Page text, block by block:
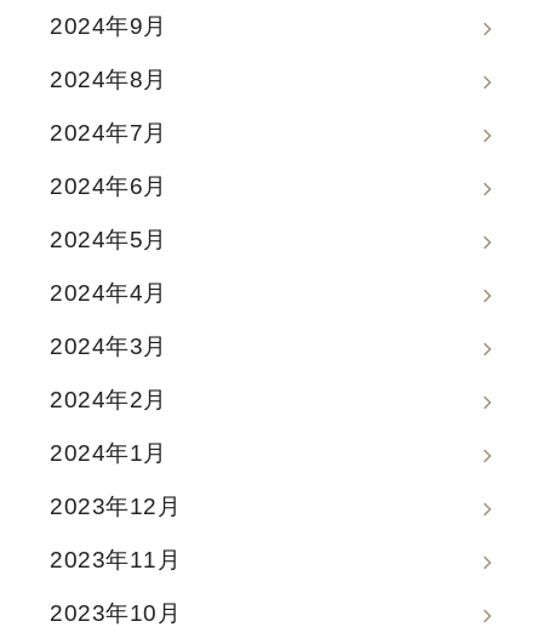
2024年9月
2024年8月
2024年7月
2024年6月
2024年5月
2024年4月
2024年3月
2024年2月
2024年1月
2023年12月
2023年11月
2023年10月